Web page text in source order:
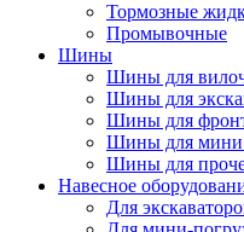
Тормозные
Промывочные
Шины
Шины для
Шины для
Шины для
Шины для мини
Шины для
Навесное
Для